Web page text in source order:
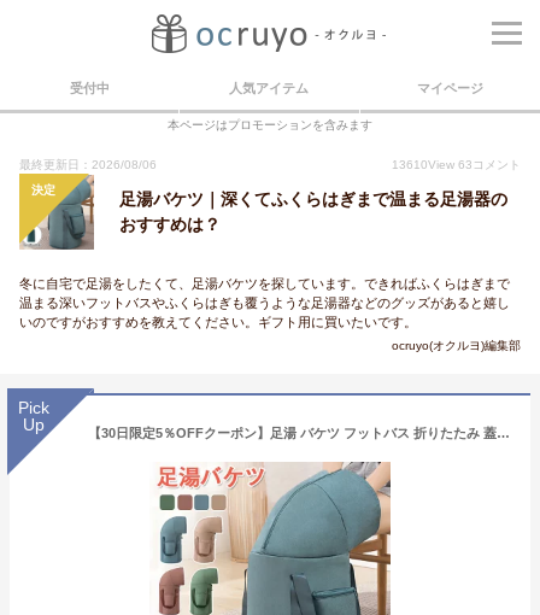
受付中 人気アイテム マイページ
本ページはプロモーションを含みます
最終更新日：2026/08/06 13610View 63 コメント
決定
足湯バケツ｜深くてふくらはぎまで温まる足湯器の
おすすめは？
冬に自宅で足湯をしたくて、足湯バケツを探しています。できればふくらはぎまで
温まる深いフットバスやふくらはぎも覆うような足湯器などのグッズがあると嬉し
いのですがおすすめを教えてください。ギフト用に買いたいです。
ocruyo(オクルヨ)編集部
Pick
Up
【30日限定5％OFFクーポン】足湯 バケツ フットバス 折りたたみ 蓋付き 足湯器 簡易 ふくらはぎ 大容量 洗濯 携帯便利 コンパクト収納 折りたたみ 持ち運び 倒れにくい 足湯タイム 保温 手揚げ 疲労軽減 軽量 釣り 掃除 アウトドア キャンプ 出張 旅行 防災 公園 入院